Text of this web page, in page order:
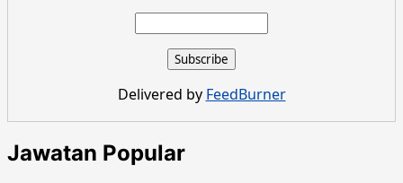
Sosial
Julai
2016
Delivered by FeedBurner
Jawatan Popular